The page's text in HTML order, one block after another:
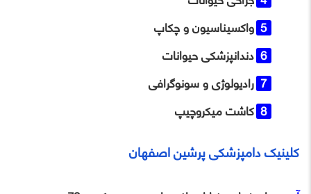
واکسیناسیون و چکاپ
دندانپزشکی حیوانات
رادیولوژی و سونوگرافی
کاشت میکروچیپ
کلینیک دامپزشکی پرشین اصفهان